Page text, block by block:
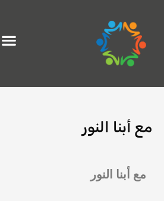
المحتوى
مع أبنا النور
مع أبنا النور